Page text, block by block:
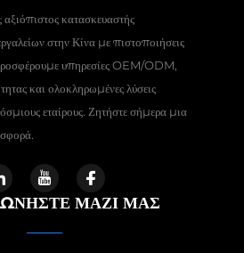
κατασκευαστής
στην Κίνα με πιστοποιήσεις
υπηρεσίες OEM/ODM,
και ολοκληρωμένες λύσεις
εταίρους. Ζητήστε σήμερα μια
ΜΑΖΊ ΜΑΣ